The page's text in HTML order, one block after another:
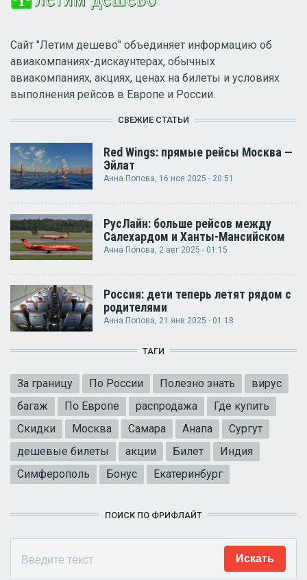
Сайт "Летим дешево" объединяет информацию об
авиакомпаниях-дискаунтерах, обычных
авиакомпаниях, акциях, ценах на билеты и условиях
выполнения рейсов в Европе и России.
СВЕЖИЕ СТАТЬИ
Red Wings: прямые рейсы Москва —
Эйлат
Анна Попова, 16 ноя 2025 - 20:51
РусЛайн: больше рейсов между
Салехардом и Ханты-Мансийском
Анна Попова , 2 авг 2025 - 01:15
Россия: дети теперь летят рядом с
родителями
Анна Попова, 21 янв 2025 - 01:18
ТАГИ
За границу По России Полезно знать
вирус
багаж
По Европе распродажа
Где купить
Скидки
Москва Самара Анапа
Сургут
дешевые билеты
акции Билет
Индия
Симферополь
Бонус Екатеринбург
ПОИСК ПО ФРИФЛАЙТ